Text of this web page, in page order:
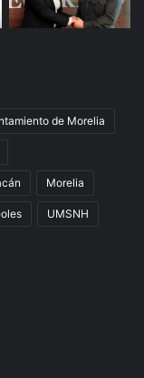
de Morelia
Morelia
UMSNH